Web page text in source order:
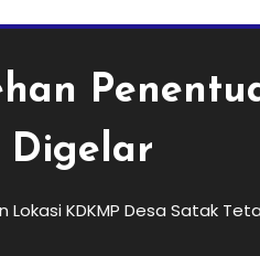
Digelar
KDKMP Desa Satak